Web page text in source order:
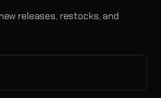
releases, restocks, and